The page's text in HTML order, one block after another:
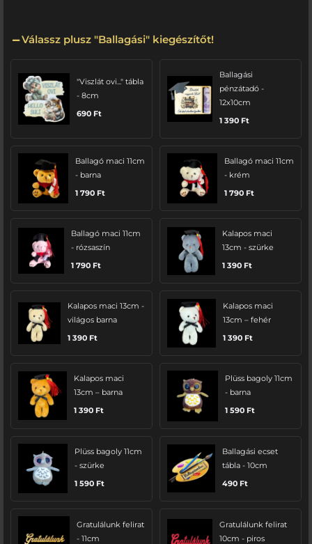
Válassz plusz "Ballagási" kiegészítőt!
"Viszlát ovi..." tábla
- 8cm
690 Ft
Ballagási
pénzátadó -
12x10cm
1 390 Ft
Ballagó maci 11cm
- barna
1 790 Ft
Ballagó maci 11cm
- krém
1 790 Ft
Ballagó maci 11cm
- rózsaszín
1 790 Ft
Kalapos maci
13cm - szürke
1 390 Ft
Kalapos maci 13cm -
világos barna
1 390 Ft
Kalapos maci
13cm – fehér
1 390 Ft
Kalapos maci
13cm – barna
1 390 Ft
Plüss bagoly 11cm
- barna
1 590 Ft
Plüss bagoly 11cm
- szürke
1 590 Ft
Ballagási ecset
tábla - 10cm
490 Ft
Gratulálunk felirat
- 11cm
Gratulálunk felirat
10cm - piros